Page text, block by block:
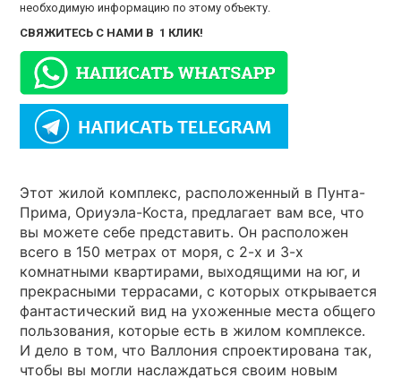
необходимую информацию по этому объекту.
СВЯЖИТЕСЬ С НАМИ В 1 КЛИК!
Этот жилой комплекс, расположенный в Пунта-
Прима, Ориуэла-Коста, предлагает вам все, что
вы можете себе представить. Он расположен
всего в 150 метрах от моря, с 2-х и 3-х
комнатными квартирами, выходящими на юг, и
прекрасными террасами, с которых открывается
фантастический вид на ухоженные места общего
пользования, которые есть в жилом комплексе.
И дело в том, что Валлония спроектирована так,
чтобы вы могли наслаждаться своим новым